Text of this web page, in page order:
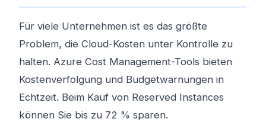
Für viele Unternehmen ist es das größte
Problem, die Cloud-Kosten unter Kontrolle zu
halten. Azure Cost Management-Tools bieten
Kostenverfolgung und Budgetwarnungen in
Echtzeit. Beim Kauf von Reserved Instances
können Sie bis zu 72 % sparen.